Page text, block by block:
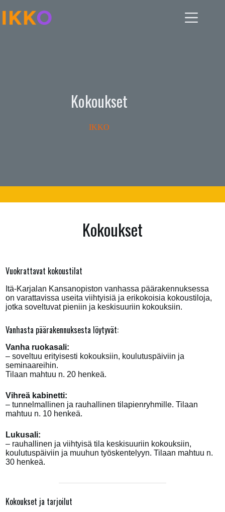
to
content
Kokoukset
IKKO
Kokoukset
Vuokrattavat kokoustilat
Itä-Karjalan Kansanopiston vanhassa päärakennuksessa
on varattavissa useita viihtyisiä ja erikokoisia kokoustiloja,
jotka soveltuvat pieniin ja keskisuuriin kokouksiin.
Vanhasta päärakennuksesta löytyvät:
Vanha ruokasali:
– soveltuu erityisesti kokouksiin, koulutuspäiviin ja
seminaareihin.
Tilaan mahtuu n. 20 henkeä.
Vihreä kabinetti:
– tunnelmallinen ja rauhallinen tilapienryhmille. Tilaan
mahtuu n. 10 henkeä.
Lukusali:
– rauhallinen ja viihtyisä tila keskisuuriin kokouksiin,
koulutuspäiviin ja muuhun työskentelyyn. Tilaan mahtuu n.
30 henkeä.
Kokoukset ja tarjoilut